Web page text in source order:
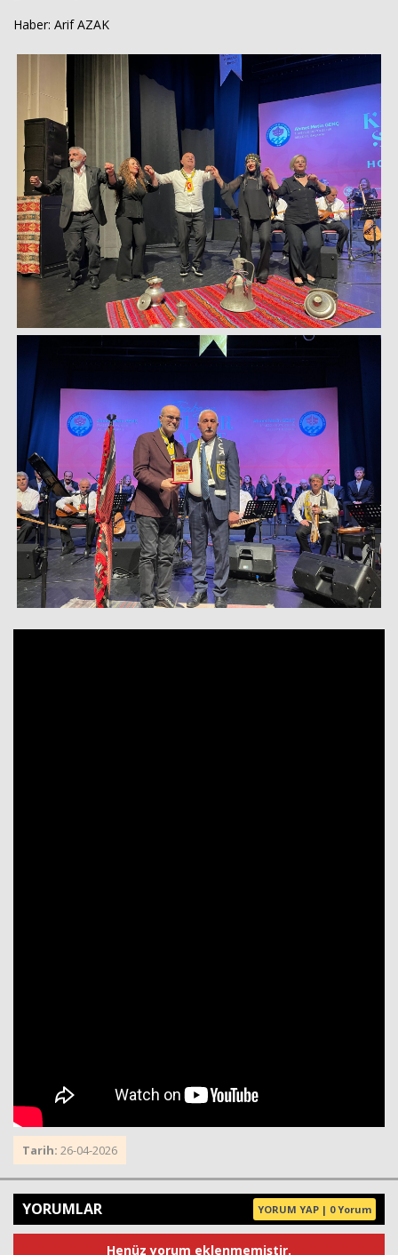
Haber: Arif AZAK
Tarih: 26-04-2026
YORUMLAR YORUM YAP | 0 Yorum
Henüz yorum eklenmemiştir.